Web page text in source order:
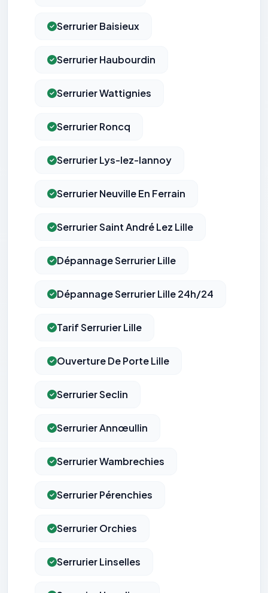
Serrurier Baisieux
Serrurier Haubourdin
Serrurier Wattignies
Serrurier Roncq
Serrurier Lys-lez-lannoy
Serrurier Neuville En Ferrain
Serrurier Saint André Lez Lille
Dépannage Serrurier Lille
Dépannage Serrurier Lille 24h/24
Tarif Serrurier Lille
Ouverture De Porte Lille
Serrurier Seclin
Serrurier Annœullin
Serrurier Wambrechies
Serrurier Pérenchies
Serrurier Orchies
Serrurier Linselles